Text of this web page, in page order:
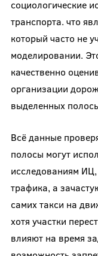
социологические
транспорта. что
который часто не
моделировании.
качественно
организации
выделенных
Всё данные
полосы могут
исследованиям
трафика, а
самих такси на
хотя участки
влияют на время